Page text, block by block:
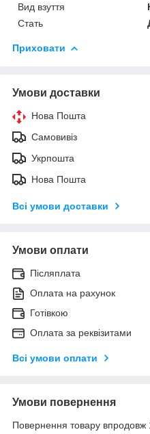
Вид взуття
Стать
Приховати
Умови доставки
Нова Пошта
Самовивіз
Укрпошта
Нова Пошта
Всі умови доставки
Умови оплати
Післяплата
Оплата на рахунок
Готівкою
Оплата за реквізитами
Всі умови оплати
Умови повернення
Повернення товару впродовж